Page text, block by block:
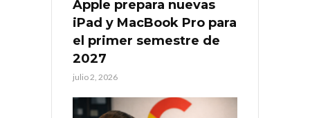
Apple prepara nuevas
iPad y MacBook Pro para
el primer semestre de
2027
julio 2, 2026